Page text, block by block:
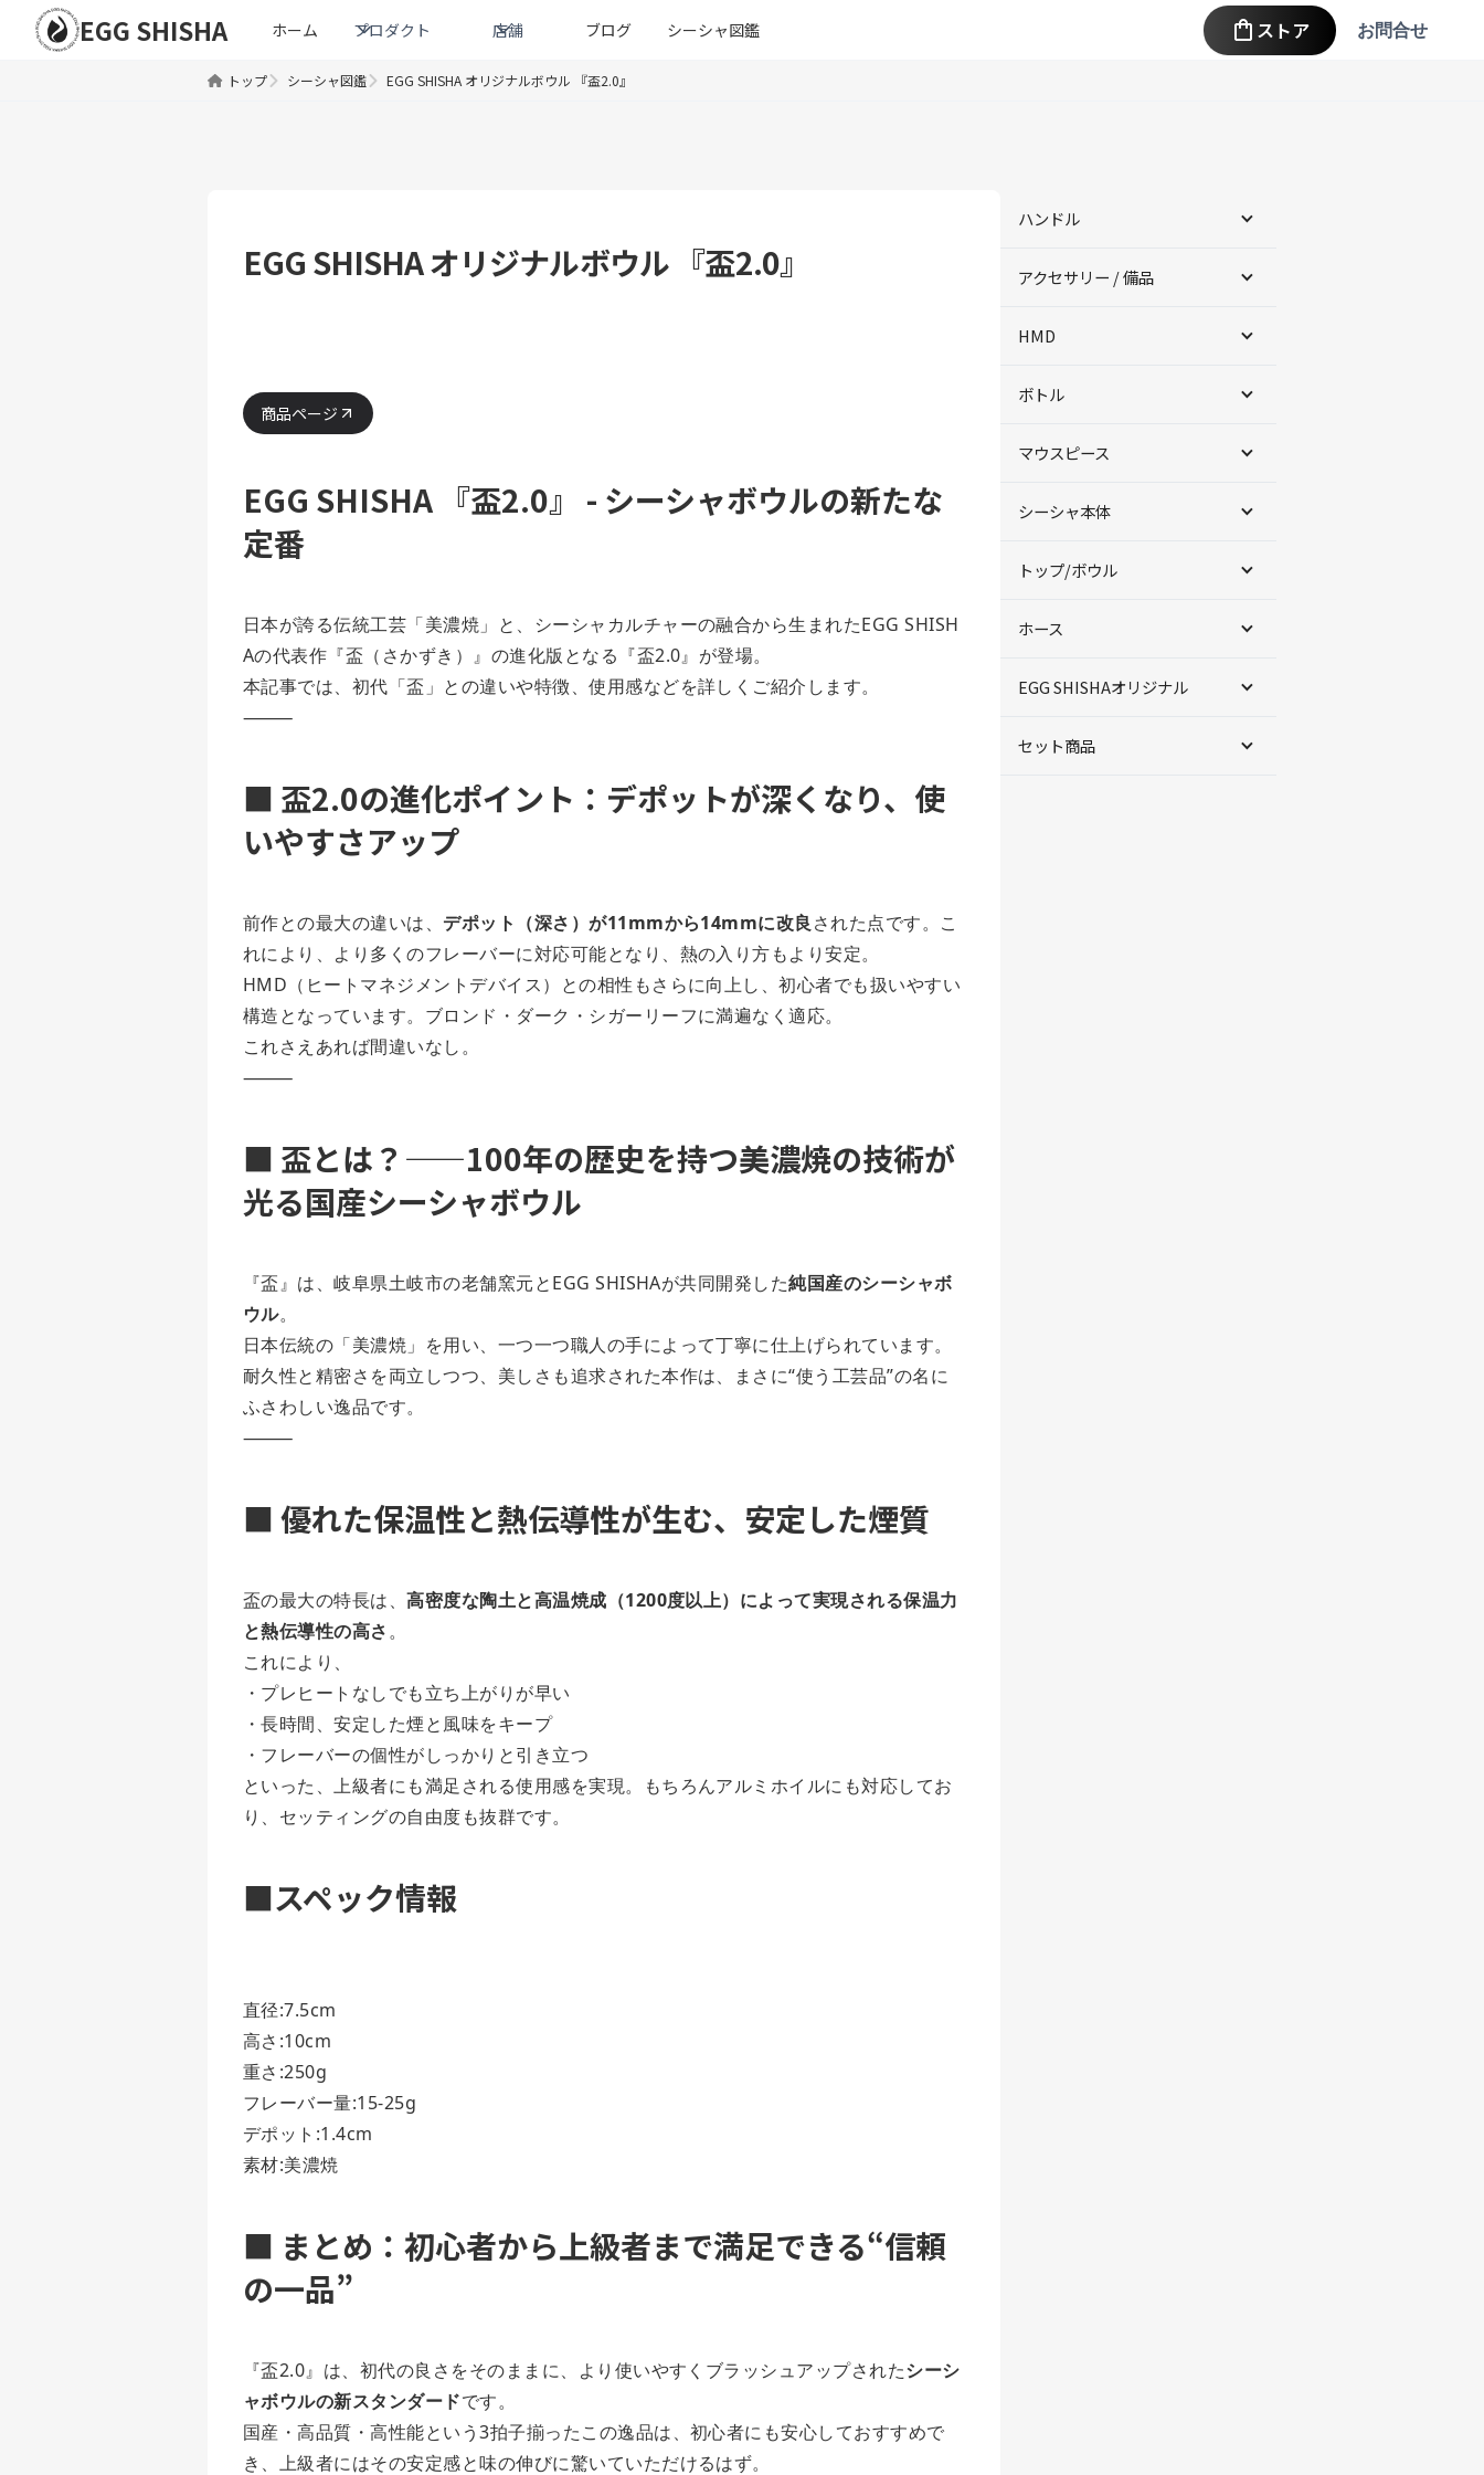
EGG SHISHA ホーム プロダクト 店舗 ブログ シーシャ図鑑 ストア お問合せ
トップ シーシャ図鑑 EGG SHISHA オリジナルボウル 『盃2.0』
EGG SHISHA オリジナルボウル 『盃2.0』
商品ページ
EGG SHISHA 『盃2.0』 - シーシャボウルの新たな
定番
日本が誇る伝統工芸「美濃焼」と、シーシャカルチャーの融合から生まれたEGG SHISH
Aの代表作『盃（さかずき）』の進化版となる『盃2.0』が登場。
本記事では、初代「盃」との違いや特徴、使用感などを詳しくご紹介します。
⸻
■ 盃2.0の進化ポイント：デポットが深くなり、使
いやすさアップ
前作との最大の違いは、 デポット（深さ）が11mmから14mmに改良 された点です。こ
れにより、より多くのフレーバーに対応可能となり、熱の入り方もより安定。
HMD（ヒートマネジメントデバイス）との相性もさらに向上し、初心者でも扱いやすい
構造となっています。ブロンド・ダーク・シガーリーフに満遍なく適応。
これさえあれば間違いなし。
⸻
■ 盃とは？——100年の歴史を持つ美濃焼の技術が
光る国産シーシャボウル
『盃』は、岐阜県土岐市の老舗窯元とEGG SHISHAが共同開発した純国産のシーシャボ
ウル。
日本伝統の「美濃焼」を用い、一つ一つ職人の手によって丁寧に仕上げられています。
耐久性と精密さを両立しつつ、美しさも追求された本作は、まさに“使う工芸品”の名に
ふさわしい逸品です。
⸻
■ 優れた保温性と熱伝導性が生む、安定した煙質
盃の最大の特長は、高密度な陶土と高温焼成（1200度以上）によって実現される保温力
と熱伝導性の高さ。
これにより、
・プレヒートなしでも立ち上がりが早い
・長時間、安定した煙と風味をキープ
・フレーバーの個性がしっかりと引き立つ
といった、上級者にも満足される使用感を実現。もちろんアルミホイルにも対応してお
り、セッティングの自由度も抜群です。
■スペック情報
直径:7.5cm
高さ:10cm
重さ:250g
フレーバー量:15-25g
デポット:1.4cm
素材:美濃焼
■ まとめ：初心者から上級者まで満足できる“信頼
の一品”
『盃2.0』は、初代の良さをそのままに、より使いやすくブラッシュアップされたシーシ
ャボウルの新スタンダードです。
国産・高品質・高性能という3拍子揃ったこの逸品は、初心者にも安心しておすすめで
き、上級者にはその安定感と味の伸びに驚いていただけるはず。
ハンドル
アクセサリー / 備品
HMD
ボトル
マウスピース
シーシャ本体
トップ/ボウル
ホース
EGG SHISHAオリジナル
セット商品